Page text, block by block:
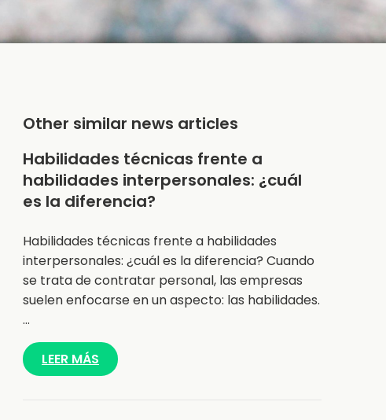
Other similar news articles
Habilidades técnicas frente a
habilidades interpersonales: ¿cuál
es la diferencia?
Habilidades técnicas frente a habilidades
interpersonales: ¿cuál es la diferencia? Cuando
se trata de contratar personal, las empresas
suelen enfocarse en un aspecto: las habilidades.
…
LEER MÁS